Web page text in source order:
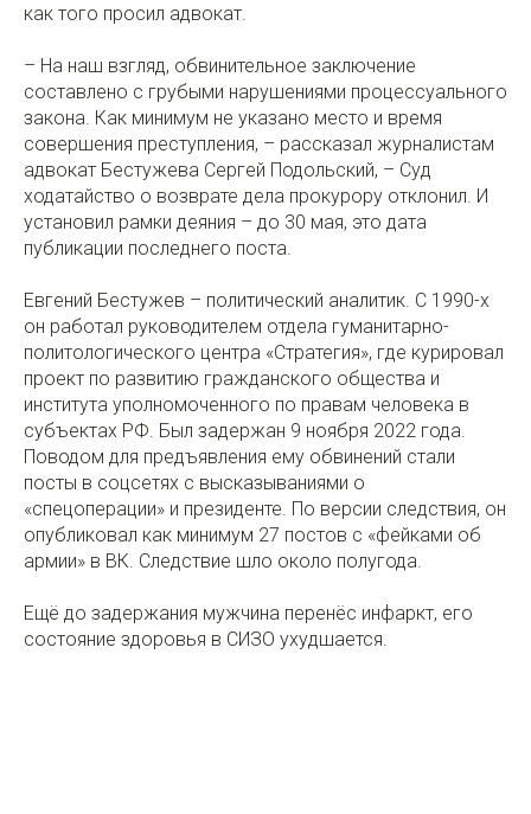
как того просил адвокат.
– На наш взгляд, обвинительное заключение
составлено с грубыми нарушениями процессуального
закона. Как минимум не указано место и время
совершения преступления, – рассказал журналистам
адвокат Бестужева Сергей Подольский, – Суд
ходатайство о возврате дела прокурору отклонил. И
установил рамки деяния – до 30 мая, это дата
публикации последнего поста.
Евгений Бестужев – политический аналитик. С 1990-х
он работал руководителем отдела гуманитарно-
политологического центра «Стратегия», где курировал
проект по развитию гражданского общества и
института уполномоченного по правам человека в
субъектах РФ. Был задержан 9 ноября 2022 года.
Поводом для предъявления ему обвинений стали
посты в соцсетях с высказываниями о
«спецоперации» и президенте. По версии следствия, он
опубликовал как минимум 27 постов с «фейками об
армии» в ВК. Следствие шло около полугода.
Ещё до задержания мужчина перенёс инфаркт, его
состояние здоровья в СИЗО ухудшается.